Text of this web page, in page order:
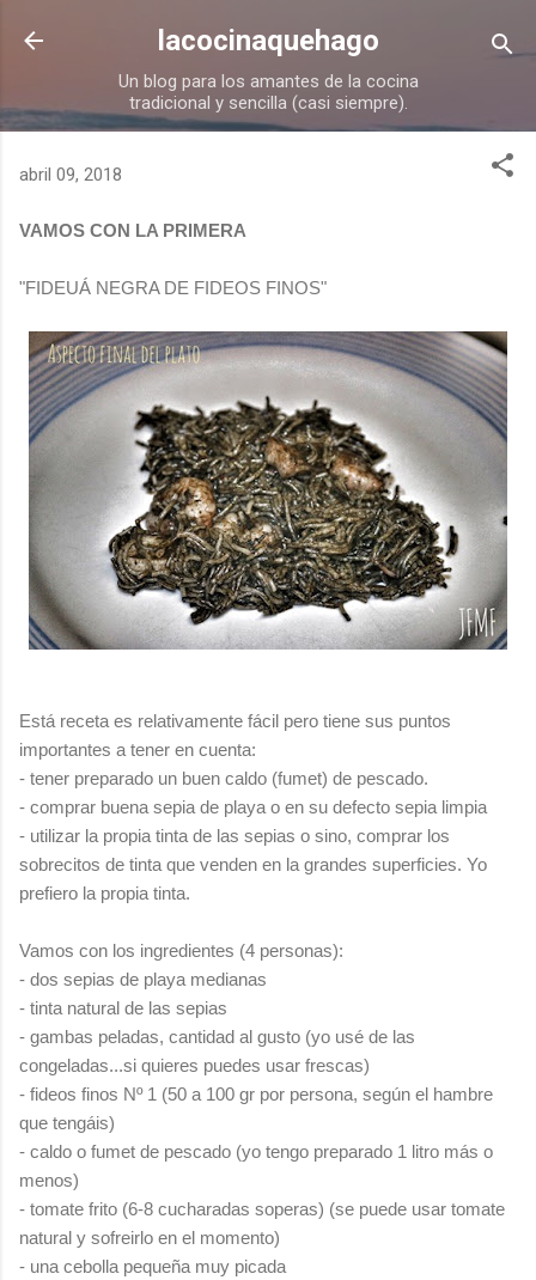
Ir al contenido principal
lacocinaquehago
Un blog para los amantes de la cocina
tradicional y sencilla (casi siempre).
abril 09, 2018
VAMOS CON LA PRIMERA
"FIDEUÁ NEGRA DE FIDEOS FINOS"
Está receta es relativamente fácil pero tiene sus puntos
importantes a tener en cuenta:
- tener preparado un buen caldo (fumet) de pescado.
- comprar buena sepia de playa o en su defecto sepia limpia
- utilizar la propia tinta de las sepias o sino, comprar los
sobrecitos de tinta que venden en la grandes superficies. Yo
prefiero la propia tinta.
Vamos con los ingredientes (4 personas):
- dos sepias de playa medianas
- tinta natural de las sepias
- gambas peladas, cantidad al gusto (yo usé de las
congeladas...si quieres puedes usar frescas)
- fideos finos Nº 1 (50 a 100 gr por persona, según el hambre
que tengáis)
- caldo o fumet de pescado (yo tengo preparado 1 litro más o
menos)
- tomate frito (6-8 cucharadas soperas) (se puede usar tomate
natural y sofreirlo en el momento)
- una cebolla pequeña muy picada